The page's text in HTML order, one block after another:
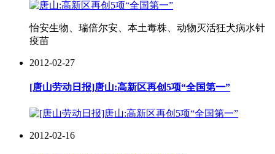
怡安生物、瑞倍尔安、本土毒株、动物灭活狂犬病水针
疫苗
2012-02-27
[唐山劳动日报]唐山:高新区再创5项“全国第一”
2012-02-16